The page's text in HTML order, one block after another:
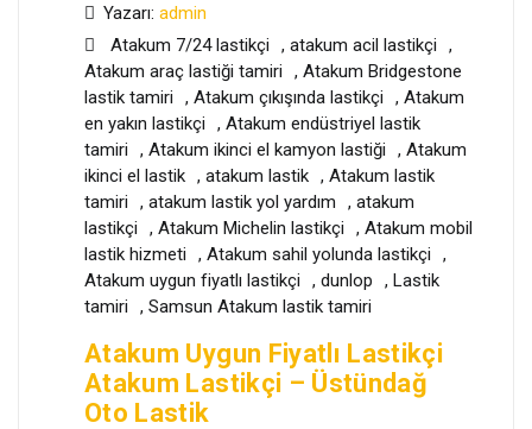
Yazarı: admin
Atakum 7/24 lastikçi
, atakum acil lastikçi
,
Atakum araç lastiği tamiri
, Atakum Bridgestone
lastik tamiri
, Atakum çıkışında lastikçi , Atakum
en yakın lastikçi
, Atakum endüstriyel lastik
tamiri
, Atakum ikinci el kamyon lastiği , Atakum
ikinci el lastik , atakum lastik , Atakum lastik
tamiri
, atakum lastik yol yardım , atakum
lastikçi
, Atakum Michelin lastikçi , Atakum mobil
lastik hizmeti
, Atakum sahil yolunda lastikçi
,
Atakum uygun fiyatlı lastikçi
, dunlop , Lastik
tamiri
, Samsun Atakum lastik tamiri
Atakum Uygun Fiyatlı Lastikçi
Atakum Lastikçi – Üstündağ
Oto Lastik